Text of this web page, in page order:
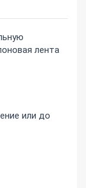
лента
или до